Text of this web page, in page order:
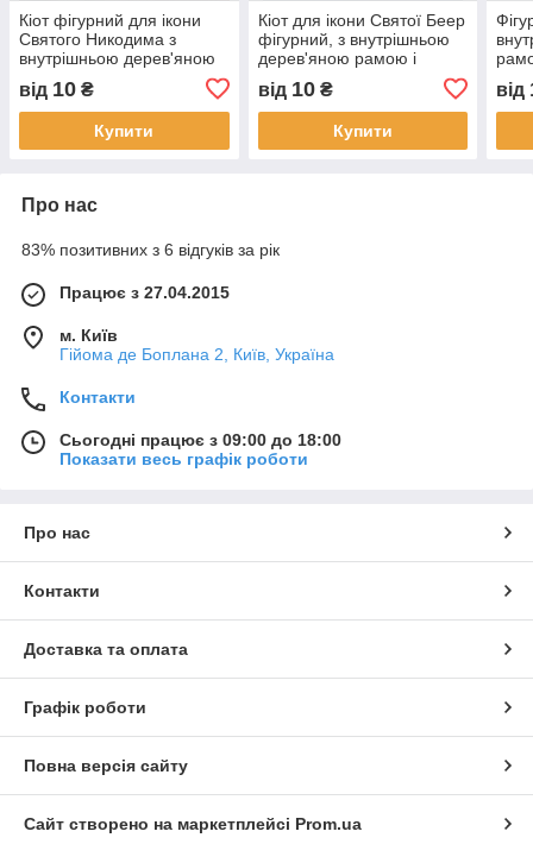
Кіот фігурний для ікони
Святого Никодима з
внутрішньою дерев'яною
штапиками.
від 10 ₴
Купити
Кіот для ікони Святої Беер
фігурний, з внутрішньою
дерев'яною рамою і
золоченими штапиками.
від 10₴
Купити
від
Про нас
83% позитивних з 6 відгуків за рік
Працює з 27.04.2015
м. Київ
Гійома де Боплана 2, Київ, Україна
Контакти
Сьогодні працює з 09:00 до 18:00
Показати весь графік роботи
Про нас
Контакти
Доставка та оплата
Графік роботи
Повна версія сайту
Сайт створено на маркетплейсі Prom.ua